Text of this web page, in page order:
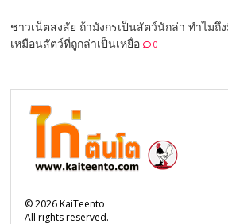
ชาวเน็ตสงสัย ถ้ามังกรเป็นสัตว์นักล่า ทำไมถึ
เหมือนสัตว์ที่ถูกล่าเป็นเหยื่อ
0
©2026KaiTeento
All rights reserved.